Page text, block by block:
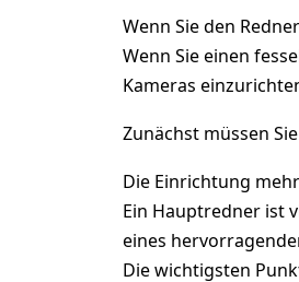
Wenn Sie den
Wenn Sie einen
Kameras
Zunächst müssen
Die Einrichtung
Ein Hauptredner ist
eines
Die wichtigsten